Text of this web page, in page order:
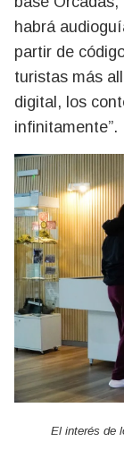
habrá
partir de
turistas más
digital, los
infinitamente”.
El interés de